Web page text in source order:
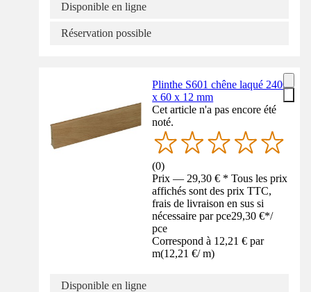
Disponible en ligne
Réservation possible
Plinthe S601 chêne laqué 2400
x 60 x 12 mm
Cet article n'a pas encore été
noté.
(0)
Prix — 29,30 € * Tous les prix
affichés sont des prix TTC,
frais de livraison en sus si
nécessaire par pce29,30 €*/
pce
Correspond à 12,21 € par
m(12,21 €/ m)
Disponible en ligne